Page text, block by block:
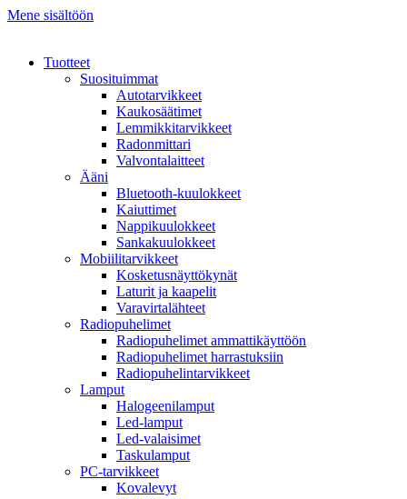
Mene sisältöön
Tuotteet
Suosituimmat
Autotarvikkeet
Kaukosäätimet
Lemmikkitarvikkeet
Radonmittari
Valvontalaitteet
Ääni
Bluetooth-kuulokkeet
Kaiuttimet
Nappikuulokkeet
Sankakuulokkeet
Mobiilitarvikkeet
Kosketusnäyttökynät
Laturit ja kaapelit
Varavirtalähteet
Radiopuhelimet
Radiopuhelimet ammattikäyttöön
Radiopuhelimet harrastuksiin
Radiopuhelintarvikkeet
Lamput
Halogeenilamput
Led-lamput
Led-valaisimet
Taskulamput
PC-tarvikkeet
Kovalevyt